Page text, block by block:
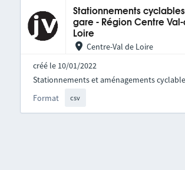
Stationnements
gare - Région Centre
Loire
Centre-Val de Loire
créé le 10/01/2022
Format csv
Stationnements et aménagements